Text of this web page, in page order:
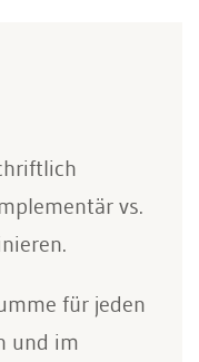
vs.
für jeden
und im